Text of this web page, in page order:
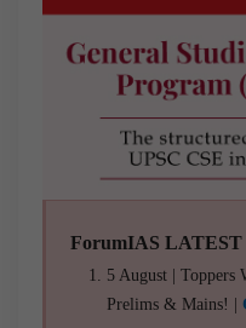
ForumIAS LATEST
5 August | Toppers
Prelims & Mains! |